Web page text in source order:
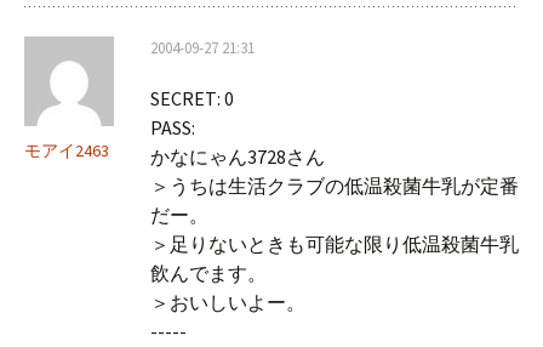
モアイ2463
2004-09-27 21:31
SECRET: 0
PASS:
かなにゃん3728さん
＞うちは生活クラブの低温殺菌牛乳が定番
だー。
＞足りないときも可能な限り低温殺菌牛乳
飲んでます。
＞おいしいよー。
-----